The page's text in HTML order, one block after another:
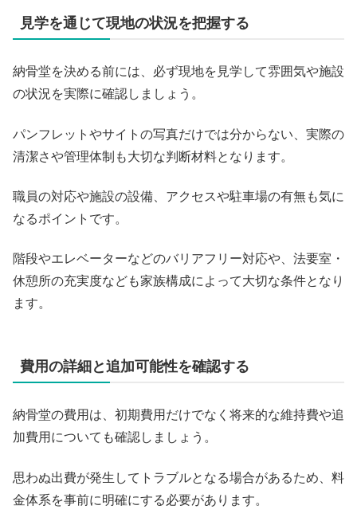
見学を通じて現地の状況を把握する
納骨堂を決める前には、必ず現地を見学して雰囲気や施設
の状況を実際に確認しましょう。
パンフレットやサイトの写真だけでは分からない、実際の
清潔さや管理体制も大切な判断材料となります。
職員の対応や施設の設備、アクセスや駐車場の有無も気に
なるポイントです。
階段やエレベーターなどのバリアフリー対応や、法要室・
休憩所の充実度なども家族構成によって大切な条件となり
ます。
費用の詳細と追加可能性を確認する
納骨堂の費用は、初期費用だけでなく将来的な維持費や追
加費用についても確認しましょう。
思わぬ出費が発生してトラブルとなる場合があるため、料
金体系を事前に明確にする必要があります。